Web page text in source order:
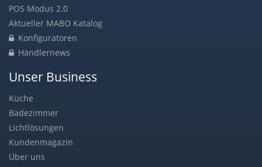
POS Modus 2.0
Aktueller MABO Katalog
Konfiguratoren
Händlernews
Unser Business
Küche
Badezimmer
Lichtlösungen
Kundenmagazin
Über uns